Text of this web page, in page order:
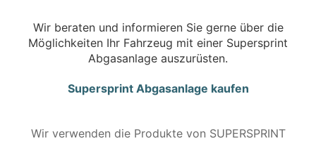
Wir beraten und informieren Sie gerne über die
Möglichkeiten Ihr Fahrzeug mit einer Supersprint
Abgasanlage auszurüsten.
Supersprint Abgasanlage kaufen
Wir verwenden die Produkte von SUPERSPRINT